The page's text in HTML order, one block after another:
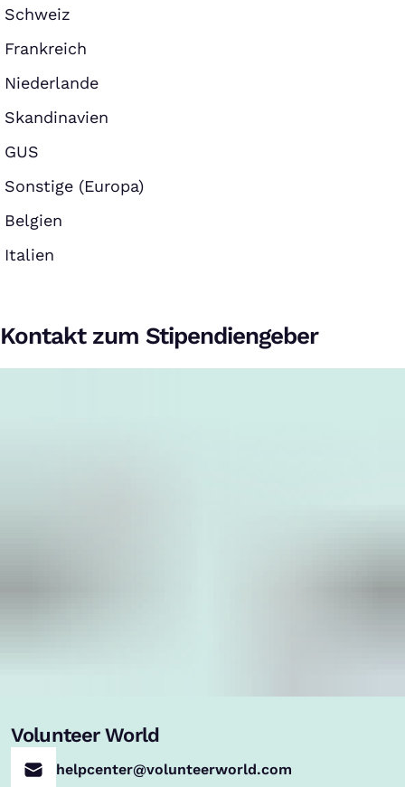
Schweiz
Frankreich
Niederlande
Skandinavien
GUS
Sonstige (Europa)
Belgien
Italien
Kontakt zum Stipendiengeber
Volunteer World
helpcenter@volunteerworld.com